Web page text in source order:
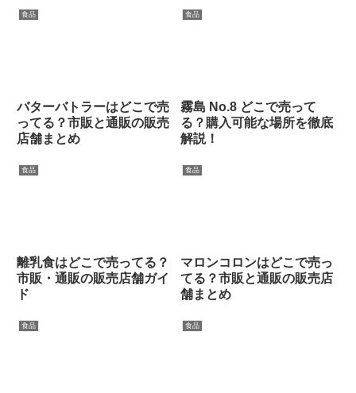
食品
バターバトラーはどこで売
ってる？市販と通販の販売
店舗まとめ
食品
霧島 No.8 どこで売って
る？購入可能な場所を徹底
解説！
食品
離乳食はどこで売ってる？
市販・通販の販売店舗ガイ
ド
食品
マロンコロンはどこで売っ
てる？市販と通販の販売店
舗まとめ
食品 食品